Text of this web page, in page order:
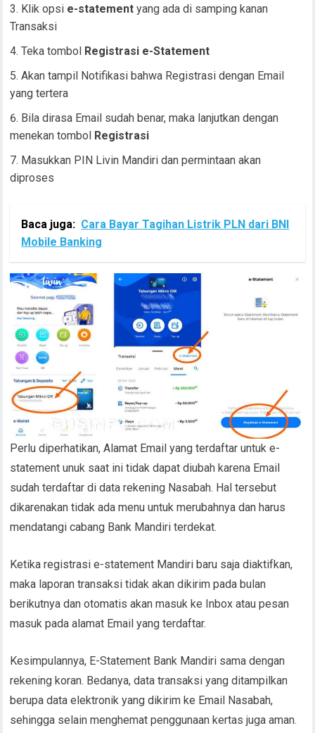
Klik opsi e-statement yang ada di samping kanan
Transaksi
Teka tombol Registrasi e-Statement
Akan tampil Notifikasi bahwa Registrasi dengan Email
yang tertera
Bila dirasa Email sudah benar, maka lanjutkan dengan
menekan tombol Registrasi
Masukkan PIN Livin Mandiri dan permintaan akan
diproses
Baca juga: Cara Bayar Tagihan Listrik PLN dari BNI
Mobile Banking
Perlu diperhatikan, Alamat Email yang terdaftar untuk e-
statement unuk saat ini tidak dapat diubah karena Email
sudah terdaftar di data rekening Nasabah. Hal tersebut
dikarenakan tidak ada menu untuk merubahnya dan harus
mendatangi cabang Bank Mandiri terdekat.
Ketika registrasi e-statement Mandiri baru saja diaktifkan,
maka laporan transaksi tidak akan dikirim pada bulan
berikutnya dan otomatis akan masuk ke Inbox atau pesan
masuk pada alamat Email yang terdaftar.
Kesimpulannya, E-Statement Bank Mandiri sama dengan
rekening koran. Bedanya, data transaksi yang ditampilkan
berupa data elektronik yang dikirim ke Email Nasabah,
sehingga selain menghemat penggunaan kertas juga aman.